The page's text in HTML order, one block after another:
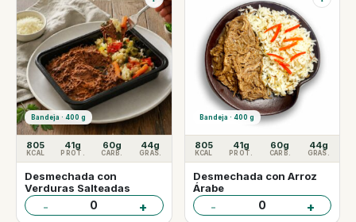
Bandeja · 400 g
805
KCAL
41g
PROT.
60g
CARB.
44g
GRAS.
Desmechada con
Verduras Salteadas
- 0 +
Bandeja · 400 g
805
KCAL
41g
PROT.
60g
CARB.
44g
GRAS.
Desmechada con Arroz
Árabe
- 0 +